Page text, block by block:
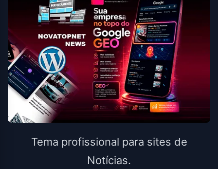
Tema profissional para sites de
Notícias.